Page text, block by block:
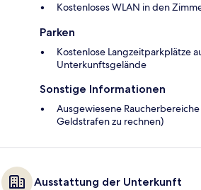
Kostenloses WLAN in den
Parken
Kostenlose Langzeitparkplätze
Unterkunftsgelände
Sonstige Informationen
Ausgewiesene
Geldstrafen zu rechnen)
Ausstattung der Unterkunft